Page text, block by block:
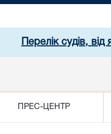
Перелік судів,
ПРЕС-ЦЕНТР